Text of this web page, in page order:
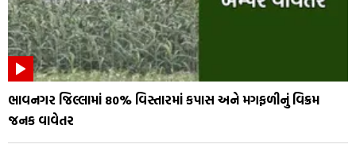
ભાવનગર જિલ્લામાં 80% વિસ્તારમાં કપાસ અને મગફળીનું વિક્રમ
જનક વાવેતર